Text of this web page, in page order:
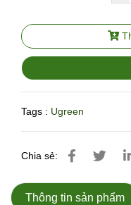
Tags : Ugreen
Chia sẻ:
Thông tin sản phẩm